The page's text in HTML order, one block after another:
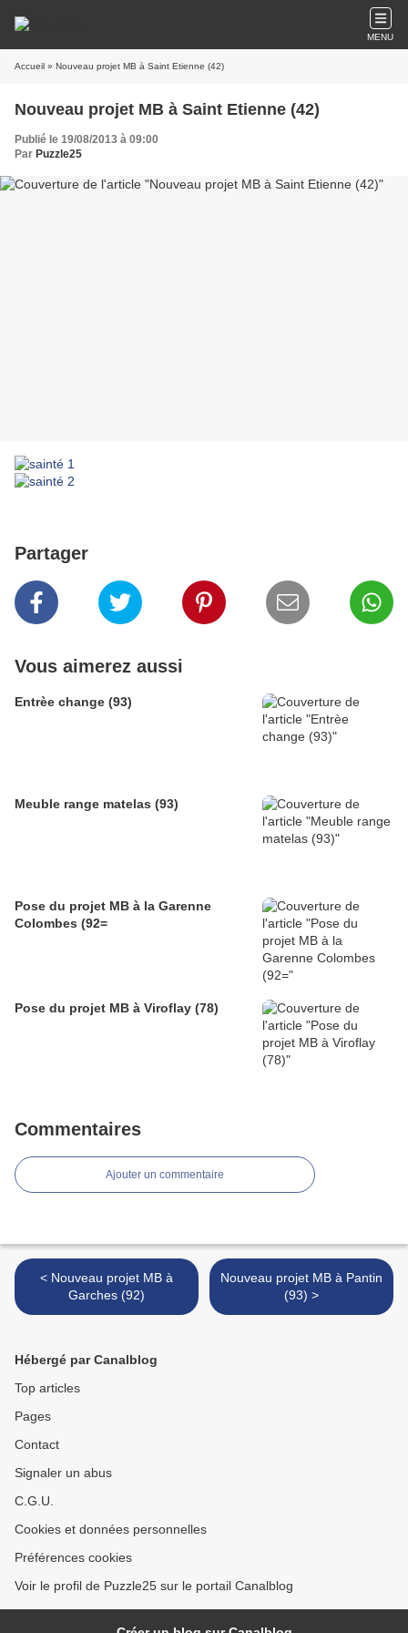
MENU
Accueil » Nouveau projet MB à Saint Etienne (42)
Nouveau projet MB à Saint Etienne (42)
Publié le 19/08/2013 à 09:00
Par Puzzle25
Partager
Vous aimerez aussi
Entrèe change (93)
Meuble range matelas (93)
Pose du projet MB à la Garenne
Colombes (92=
Pose du projet MB à Viroflay (78)
Commentaires
Ajouter un commentaire
< Nouveau projet MB à
Garches (92)
Nouveau projet MB à Pantin
(93) >
Hébergé par Canalblog
Top articles
Pages
Contact
Signaler un abus
C.G.U.
Cookies et données personnelles
Préférences cookies
Voir le profil de Puzzle25 sur le portail Canalblog